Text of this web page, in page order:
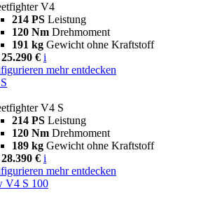
V4
214 PS Leistung
120 Nm Drehmoment
191 kg Gewicht ohne Kraftstoff
€ i
mehr entdecken
V4 S
214 PS Leistung
120 Nm Drehmoment
189 kg Gewicht ohne Kraftstoff
€ i
mehr entdecken
V4 S 100